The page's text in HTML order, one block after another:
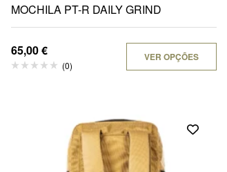
MOCHILA PT-R DAILY GRIND
65,00€
(0)
VER OPÇÕES